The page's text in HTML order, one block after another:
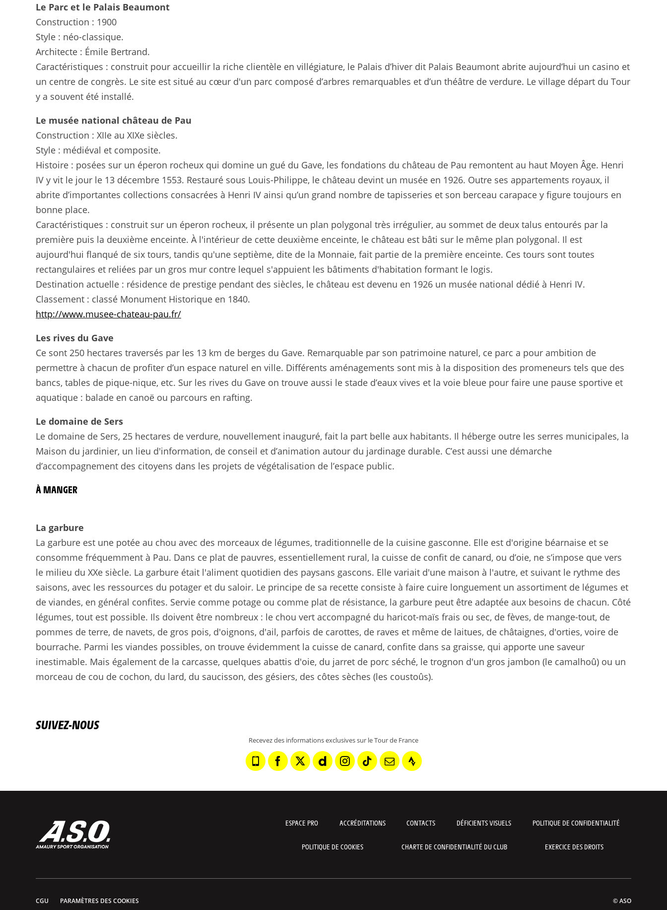
Le Parc et le Palais Beaumont
Construction : 1900
Style : néo-classique.
Architecte : Émile Bertrand.
Caractéristiques : construit pour accueillir la riche clientèle en villégiature, le Palais d’hiver dit Palais Beaumont abrite aujourd’hui un casino et
un centre de congrès. Le site est situé au cœur d'un parc composé d’arbres remarquables et d’un théâtre de verdure. Le village départ du Tour
y a souvent été installé.
Le musée national château de Pau
Construction : XIIe au XIXe siècles.
Style : médiéval et composite.
Histoire : posées sur un éperon rocheux qui domine un gué du Gave, les fondations du château de Pau remontent au haut Moyen Âge. Henri
IV y vit le jour le 13 décembre 1553. Restauré sous Louis-Philippe, le château devint un musée en 1926. Outre ses appartements royaux, il
abrite d’importantes collections consacrées à Henri IV ainsi qu’un grand nombre de tapisseries et son berceau carapace y figure toujours en
bonne place.
Caractéristiques : construit sur un éperon rocheux, il présente un plan polygonal très irrégulier, au sommet de deux talus entourés par la
première puis la deuxième enceinte. À l'intérieur de cette deuxième enceinte, le château est bâti sur le même plan polygonal. Il est
aujourd'hui flanqué de six tours, tandis qu'une septième, dite de la Monnaie, fait partie de la première enceinte. Ces tours sont toutes
rectangulaires et reliées par un gros mur contre lequel s'appuient les bâtiments d'habitation formant le logis.
Destination actuelle : résidence de prestige pendant des siècles, le château est devenu en 1926 un musée national dédié à Henri IV.
Classement : classé Monument Historique en 1840.
http://www.musee-chateau-pau.fr/
Les rives du Gave
Ce sont 250 hectares traversés par les 13 km de berges du Gave. Remarquable par son patrimoine naturel, ce parc a pour ambition de
permettre à chacun de profiter d’un espace naturel en ville. Différents aménagements sont mis à la disposition des promeneurs tels que des
bancs, tables de pique-nique, etc. Sur les rives du Gave on trouve aussi le stade d’eaux vives et la voie bleue pour faire une pause sportive et
aquatique : balade en canoë ou parcours en rafting.
Le domaine de Sers
Le domaine de Sers, 25 hectares de verdure, nouvellement inauguré, fait la part belle aux habitants. Il héberge outre les serres municipales, la
Maison du jardinier, un lieu d'information, de conseil et d’animation autour du jardinage durable. C’est aussi une démarche
d’accompagnement des citoyens dans les projets de végétalisation de l’espace public.
À MANGER
La garbure
La garbure est une potée au chou avec des morceaux de légumes, traditionnelle de la cuisine gasconne. Elle est d'origine béarnaise et se
consomme fréquemment à Pau. Dans ce plat de pauvres, essentiellement rural, la cuisse de confit de canard, ou d’oie, ne s’impose que vers
le milieu du XXe siècle. La garbure était l'aliment quotidien des paysans gascons. Elle variait d'une maison à l'autre, et suivant le rythme des
saisons, avec les ressources du potager et du saloir. Le principe de sa recette consiste à faire cuire longuement un assortiment de légumes et
de viandes, en général confites. Servie comme potage ou comme plat de résistance, la garbure peut être adaptée aux besoins de chacun. Côté
légumes, tout est possible. Ils doivent être nombreux : le chou vert accompagné du haricot-maïs frais ou sec, de fèves, de mange-tout, de
pommes de terre, de navets, de gros pois, d'oignons, d'ail, parfois de carottes, de raves et même de laitues, de châtaignes, d'orties, voire de
bourrache. Parmi les viandes possibles, on trouve évidemment la cuisse de canard, confite dans sa graisse, qui apporte une saveur
inestimable. Mais également de la carcasse, quelques abattis d'oie, du jarret de porc séché, le trognon d'un gros jambon (le camalhoû) ou un
morceau de cou de cochon, du lard, du saucisson, des gésiers, des côtes sèches (les coustoûs).
SUIVEZ-NOUS
Recevez des informations exclusives sur le Tour de France
ESPACE PRO ACCRÉDITATIONS CONTACTS DÉFICIENTS VISUELS POLITIQUE DE CONFIDENTIALITÉ
POLITIQUE DE COOKIES CHARTE DE CONFIDENTIALITÉ DU CLUB EXERCICE DES DROITS
CGU PARAMÈTRES DES COOKIES © ASO